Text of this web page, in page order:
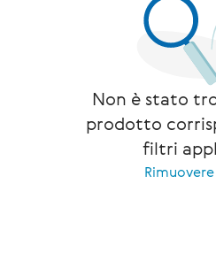
Non è stato
prodotto
filtri